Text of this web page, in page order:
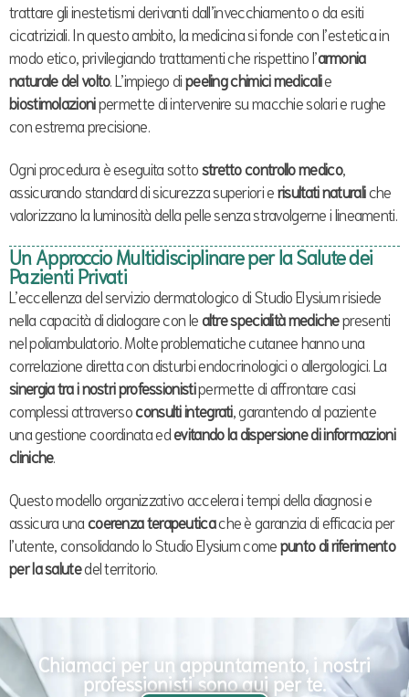
trattare gli inestetismi derivanti dall’invecchiamento o da esiti
cicatriziali. In questo ambito, la medicina si fonde con l’estetica in
modo etico, privilegiando trattamenti che rispettino l’armonia
naturale del volto. L’impiego dipeeling chimici medicalie
biostimolazionipermette di intervenire su macchie solari e rughe
con estrema precisione.
Ogni procedura è eseguita sotto stretto controllo medico,
assicurando standard di sicurezza superiori erisultati naturaliche
valorizzano la luminosità della pelle senza stravolgerne i lineamenti.
Un Approccio Multidisciplinare per la Salute dei
Pazienti Privati
L’eccellenza del servizio dermatologico di Studio Elysium risiede
nella capacità di dialogare con lealtre specialità medichepresenti
nel poliambulatorio. Molte problematiche cutanee hanno una
correlazione diretta con disturbi endocrinologici o allergologici. La
sinergia tra i nostri professionistipermette di affrontare casi
complessi attraversoconsulti integrati, garantendo al paziente
una gestione coordinata edevitando la dispersione di informazioni
cliniche.
Questo modello organizzativo accelera i tempi della diagnosi e
assicura unacoerenza terapeuticache è garanzia di efficacia per
l’utente, consolidando lo Studio Elysium comepunto di riferimento
per la salutedel territorio.
Chiamaci per un appuntamento, i nostri
professionisti sono qui per te.